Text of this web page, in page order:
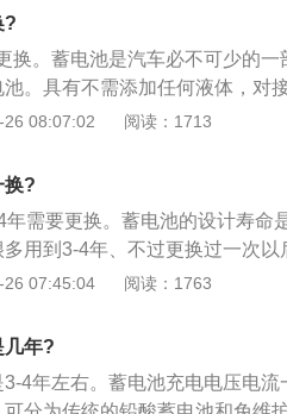
的久的还是原厂电瓶，其实电瓶
啊、骆驼啊、风帆蓄电池等。
间开大灯，或者听音乐，亦或
，都是比较损耗电瓶的，用久
就是有一年不怎么开，所以电
间停车或长时间开车，对电瓶过
5万公里，但是电瓶的存电量
会损伤到电瓶的寿命。 不过电瓶
，所以也不用太在意电瓶了，
外面换的电瓶一般1到2年不等
了，作为临时措施，可以向其
，将两个蓄电池的负极和负极相
馏水或专用补液。切忌用饮用
电池会造成不良影响；3、在
过度放电而损坏。正确的使用
?
换。蓄电池是汽车必不可少的
。具有不需添加任何液体，对
的作用：1、启动发动机时，给
用电设备供电；4、蓄电池还是
、当发电机端电压高于铅蓄电池
来，也就是进行充电。
08:07:02 阅读：1713
换?
年需要更换。蓄电池的设计寿命
用到3-4年、不过更换过一次
测步骤如下：1、检测蓄电池外
测蓄电池电压：充电两个小时后
不足13说明该电池有问题；放电
电池快并低于10V则该电池有
26 07:45:04 阅读：1763
几年?
4年左右。蓄电池充电电压电